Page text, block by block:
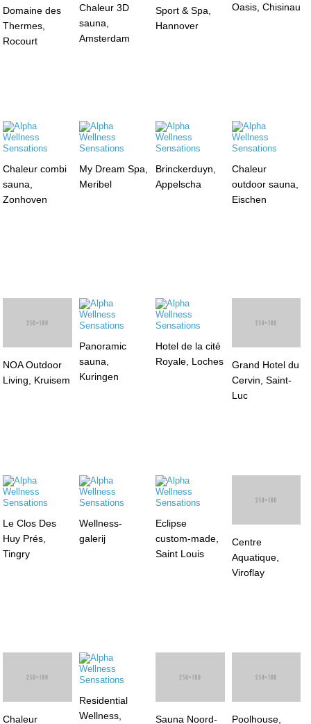
Domaine des
Thermes,
Rocourt
Chaleur 3D
sauna,
Amsterdam
Hannover
Oasis, Chisinau
Chaleur combi
sauna,
Zonhoven
My Dream Spa,
Meribel
Brinckerduyn,
Appelscha
Chaleur
outdoor sauna,
Eischen
NOA Outdoor
Living, Kruisem
Panoramic
sauna,
Kuringen
Hotel de la cité
Royale, Loches
Grand Hotel du
Cervin, Saint-
Luc
Le Clos Des
Huy Prés,
Tingry
Wellness-
galerij
Eclipse
custom-made,
Saint Louis
Centre
Aquatique,
Viroflay
Chaleur
Residential
Wellness,
Sauna Noord- Poolhouse,